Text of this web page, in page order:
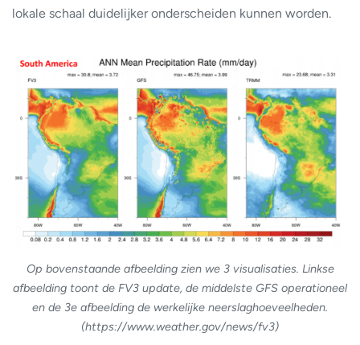
lokale schaal duidelijker onderscheiden kunnen worden.
Op bovenstaande afbeelding zien we 3 visualisaties. Linkse
afbeelding toont de FV3 update, de middelste GFS operationeel
en de 3e afbeelding de werkelijke neerslaghoeveelheden.
(https://www.weather.gov/news/fv3)